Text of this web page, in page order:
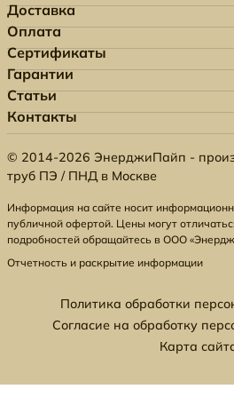
Доставка
Оплата
Сертификаты
Гарантии
Статьи
Контакты
© 2014-2026 ЭнерджиПайп -
труб ПЭ / ПНД в Москве
Информация на сайте носит
публичной офертой. Цены могут
подробностей обращайтесь в ООО
Отчетность и раскрытие информации
Политика обработки
Согласие на обработку
Карта